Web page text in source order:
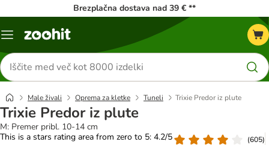
Brezplačna dostava nad 39 € **
Meni
Iskanje
izdelkov
Male živali Oprema za kletke Tuneli Trixie Predor iz plute
Trixie Predor iz plute
M: Premer pribl. 10-14 cm
This is a stars rating area from zero to 5: 4.2/5
(605)